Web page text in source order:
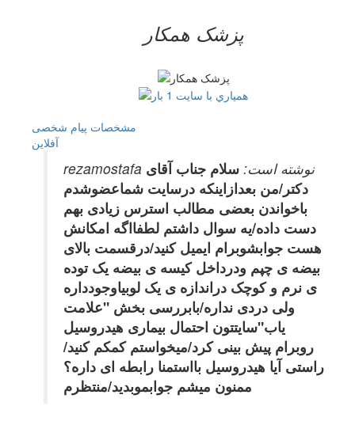
پزشک همکار
مشخصات پیام شخصی
آفلاين
rezamostafa نوشته است: سلام جناب آقای
دکتر/من بعدازاینکه درسایت شماعضوشدم
باخواندن بعضی مطالب استرس زیادی بهم
دست داده/یه سوال داشتم لطفااگه امکانش
هست جوابشوبرام ایمیل کنید/درقسمت بالای
بیضه ی چپم ودرداخل کیسه ی بیضه یک توده
ی نرم و کوچک دراندازه ی یک لوبیاوجودداره
ولی دردی نداره/بابررسی بخش "علامت
یاب"سایتتون احتمال بیماری هیدروسیل
روبرام پیش بینی کرد/میخواستم کمکم کنید/
راستی آیا هیدروسیل بااستمنا رابطه ای داره؟
ممنون میشم جوابموبدید/منتظرم